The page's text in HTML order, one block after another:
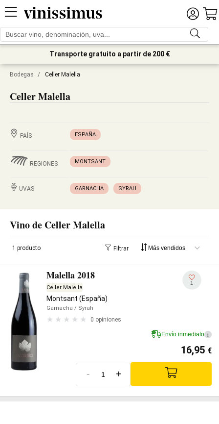
Transporte gratuito a partir de 200 €
Bodegas / Celler Malella
Celler Malella
PAÍS ESPAÑA
REGIONES MONTSANT
UVAS GARNACHA SYRAH
Vino de Celler Malella
1 producto Filtrar
Malella 2018
Celler Malella
Montsant (España)
Garnacha / Syrah
0 opiniones
1
Envío inmediato i
16,95 €
- +